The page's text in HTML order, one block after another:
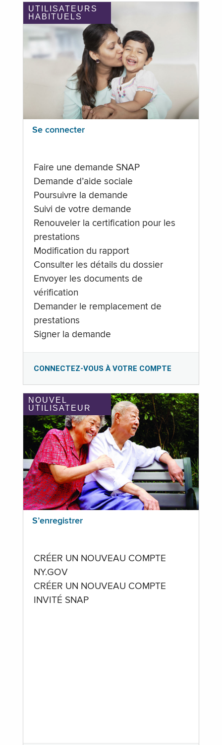
UTILISATEURS
HABITUELS
Se connecter
Faire une demande SNAP
Demande d’aide sociale
Poursuivre la demande
Suivi de votre demande
Renouveler la certification pour les
prestations
Modification du rapport
Consulter les détails du dossier
Envoyer les documents de
vérification
Demander le remplacement de
prestations
Signer la demande
CONNECTEZ-VOUS À VOTRE COMPTE
NOUVEL
UTILISATEUR
S’enregistrer
CRÉER UN NOUVEAU COMPTE
NY.GOV
CRÉER UN NOUVEAU COMPTE
INVITÉ SNAP